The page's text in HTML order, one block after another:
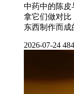
中药中的陈皮
拿它们做对比
东西制作而成
2026-07-24